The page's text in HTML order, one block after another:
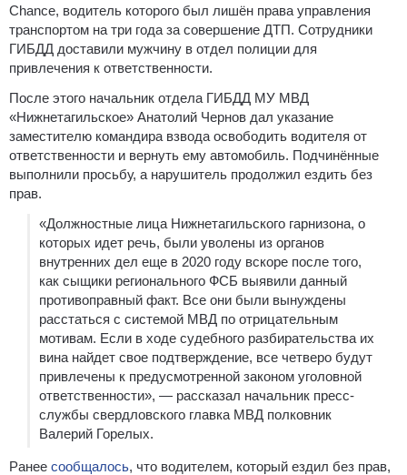
Chance, водитель которого был лишён права управления
транспортом на три года за совершение ДТП. Сотрудники
ГИБДД доставили мужчину в отдел полиции для
привлечения к ответственности.
После этого начальник отдела ГИБДД МУ МВД
«Нижнетагильское» Анатолий Чернов дал указание
заместителю командира взвода освободить водителя от
ответственности и вернуть ему автомобиль. Подчинённые
выполнили просьбу, а нарушитель продолжил ездить без
прав.
«Должностные лица Нижнетагильского гарнизона, о
которых идет речь, были уволены из органов
внутренних дел еще в 2020 году вскоре после того,
как сыщики регионального ФСБ выявили данный
противоправный факт. Все они были вынуждены
расстаться с системой МВД по отрицательным
мотивам. Если в ходе судебного разбирательства их
вина найдет свое подтверждение, все четверо будут
привлечены к предусмотренной законом уголовной
ответственности», — рассказал начальник пресс-
службы свердловского главка МВД полковник
Валерий Горелых.
Ранее сообщалось, что водителем, который ездил без прав,